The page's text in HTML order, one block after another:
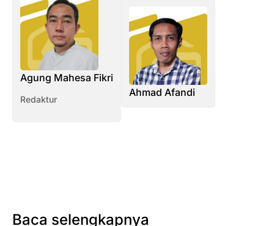
Agung Mahesa Fikri
Redaktur
Ahmad Afandi
Baca selengkapnya